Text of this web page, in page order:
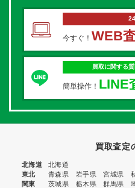
今すぐ！ WEB
買取に関する
簡単操作！ LINE
買取査定
北海道
北海道
東北
青森県 岩手県 宮城県
関東
茨城県 栃木県 群馬県